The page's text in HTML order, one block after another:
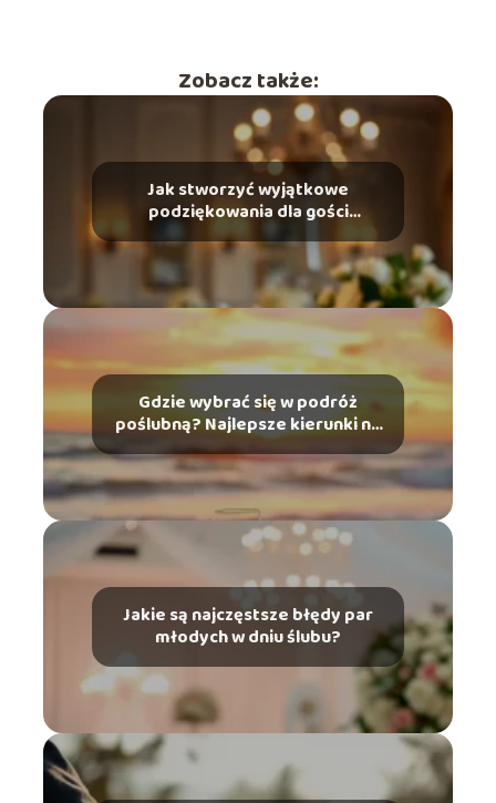
Zobacz także:
Jak stworzyć wyjątkowe
podziękowania dla gości
weselnych?
Gdzie wybrać się w podróż
poślubną? Najlepsze kierunki na
każdą porę roku
Jakie są najczęstsze błędy par
młodych w dniu ślubu?